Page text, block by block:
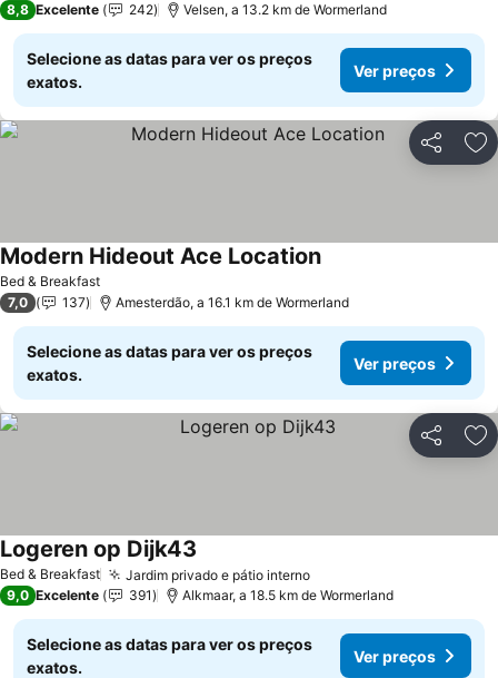
8,8 Excelente 242 Velsen, a 13.2 km de Wormerland
Selecione as datas para ver os preços
exatos.
Ver preços
Partilhar
Bed & Breakfast
Modern Hideout Ace LocationVer preços
7,0 137 Amesterdão, a 16.1 km de Wormerland
Selecione as datas para ver os preços
exatos.
Ver preços
Partilhar
Bed & Breakfast Jardim privado e pátio internoVer preços
Logeren op Dijk43
9,0 Excelente 391 Alkmaar, a 18.5 km de Wormerland
Selecione as datas para ver os preços
exatos.
Ver preços